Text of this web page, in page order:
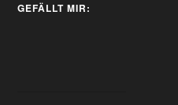
GEFÄLLT MIR: